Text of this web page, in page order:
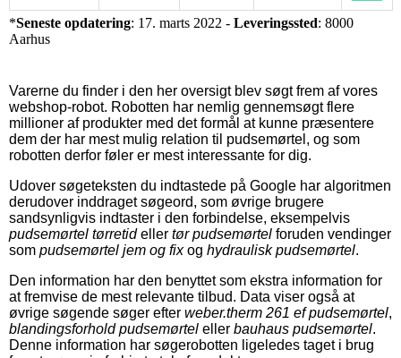
*Seneste opdatering: 17. marts 2022 - Leveringssted: 8000
Aarhus
Varerne du finder i den her oversigt blev søgt frem af vores
webshop-robot. Robotten har nemlig gennemsøgt flere
millioner af produkter med det formål at kunne præsentere
dem der har mest mulig relation til pudsemørtel, og som
robotten derfor føler er mest interessante for dig.
Udover søgeteksten du indtastede på Google har algoritmen
derudover inddraget søgeord, som øvrige brugere
sandsynligvis indtaster i den forbindelse, eksempelvis
pudsemørtel tørretideller tør pudsemørtel foruden vendinger
som pudsemørtel jem og fixog hydraulisk pudsemørtel.
Den information har den benyttet som ekstra information for
at fremvise de mest relevante tilbud. Data viser også at
øvrige søgende søger efter weber.therm 261 ef pudsemørtel,
blandingsforhold pudsemørtel eller bauhaus pudsemørtel.
Denne information har søgerobotten ligeledes taget i brug